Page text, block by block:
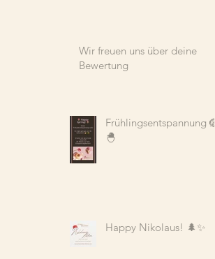
Wir freuen uns über deine
Bewertung
Frühlingsentspannung 🪺
🐣
Happy Nikolaus! 🌲✨